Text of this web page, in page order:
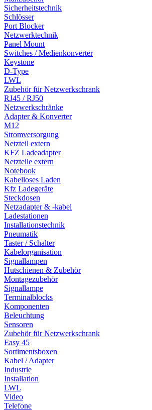
Sicherheitstechnik
Schlösser
Port Blocker
Netzwerktechnik
Panel Mount
Switches / Medienkonverter
Keystone
D-Type
LWL
Zubehör für Netzwerkschrank
RJ45 / RJ50
Netzwerkschränke
Adapter & Konverter
M12
Stromversorgung
Netzteil extern
KFZ Ladeadapter
Netzteile extern
Notebook
Kabelloses Laden
Kfz Ladegeräte
Steckdosen
Netzadapter & -kabel
Ladestationen
Installationstechnik
Pneumatik
Taster / Schalter
Kabelorganisation
Signallampen
Hutschienen & Zubehör
Montagezubehör
Signallampe
Terminalblocks
Komponenten
Beleuchtung
Sensoren
Zubehör für Netzwerkschrank
Easy 45
Sortimentsboxen
Kabel / Adapter
Industrie
Installation
LWL
Video
Telefone